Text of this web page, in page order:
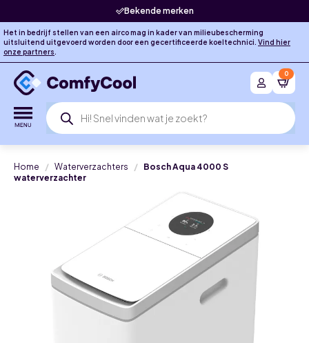
Bekende merken
Het in bedrijf stellen van een airco mag in kader van milieubescherming
uitsluitend uitgevoerd worden door een gecertificeerde koeltechnici. Vind hier
onze partners.
Producten
zoeken
0
Home Waterverzachters
Bosch Aqua 4000 S
waterverzachter